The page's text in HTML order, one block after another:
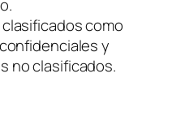
como
y
no clasificados.